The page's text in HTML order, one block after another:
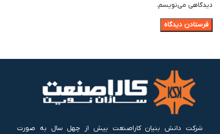
دیدگاهی می‌نویسم.
شرکت دانش بنیان کاراصنعت بیش از چهل سال به صورت